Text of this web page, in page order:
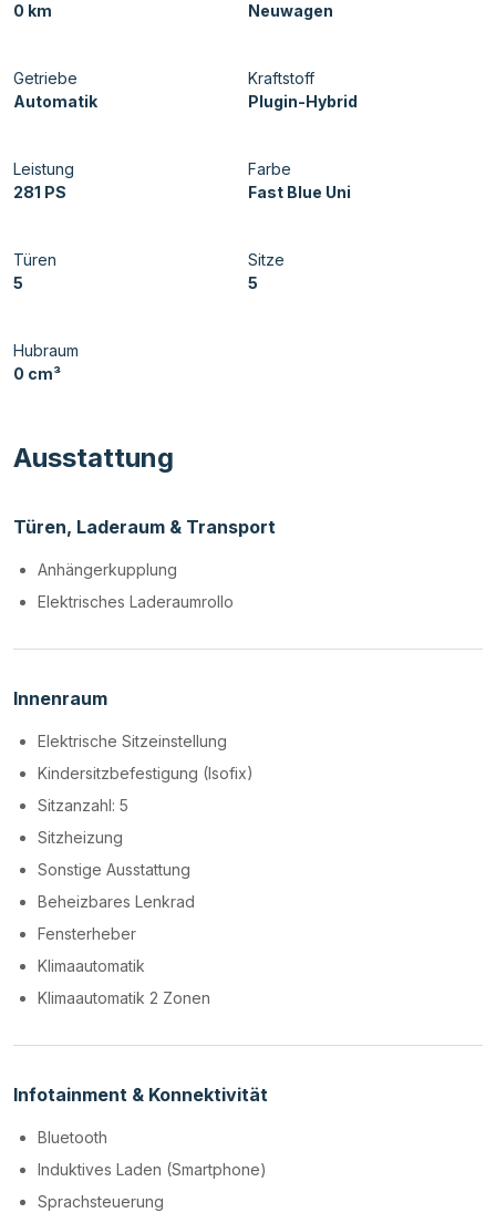
0 km
Neuwagen
Getriebe
Automatik
Kraftstoff
Plugin-Hybrid
Leistung
281 PS
Farbe
Fast Blue Uni
Türen
5
Sitze
5
Hubraum
0 cm³
Ausstattung
Türen, Laderaum & Transport
Anhängerkupplung
Elektrisches Laderaumrollo
Innenraum
Elektrische Sitzeinstellung
Kindersitzbefestigung (Isofix)
Sitzanzahl: 5
Sitzheizung
Sonstige Ausstattung
Beheizbares Lenkrad
Fensterheber
Klimaautomatik
Klimaautomatik 2 Zonen
Infotainment & Konnektivität
Bluetooth
Induktives Laden (Smartphone)
Sprachsteuerung